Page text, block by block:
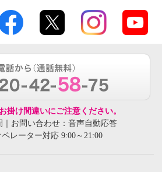
掛け間違いにご注意ください。
｜お問い合わせ：音声自動応答
レーター対応 9:00～21:00